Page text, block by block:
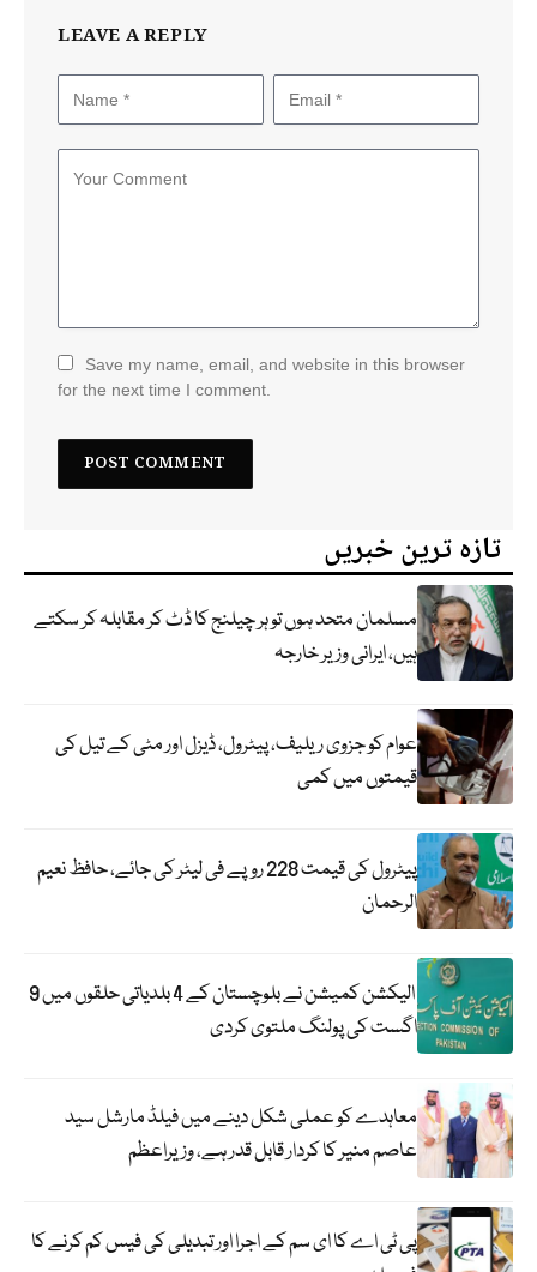
LEAVE A REPLY
Save my name, email, and website in this browser
for the next time I comment.
تازہ ترین خبریں
مسلمان متحد ہوں تو ہر چیلنج کا ڈٹ کر مقابلہ کر سکتے
ہیں، ایرانی وزیر خارجہ
عوام کو جزوی ریلیف، پیٹرول، ڈیزل اور مٹی کے تیل کی
قیمتوں میں کمی
پیٹرول کی قیمت 228 روپے فی لیٹر کی جائے، حافظ نعیم
الرحمان
الیکشن کمیشن نے بلوچستان کے 4 بلدیاتی حلقوں میں 9
اگست کی پولنگ ملتوی کردی
معاہدے کو عملی شکل دینے میں فیلڈ مارشل سید
عاصم منیر کا کردار قابل قدر ہے، وزیراعظم
پی ٹی اے کا ای سم کے اجرا اور تبدیلی کی فیس کم کرنے کا